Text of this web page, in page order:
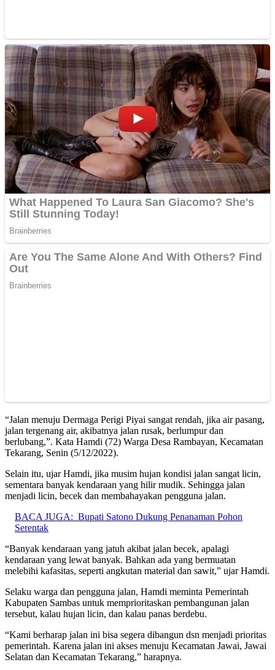
“Jalan menuju Dermaga Perigi Piyai sangat rendah, jika air pasang,
jalan tergenang air, akibatnya jalan rusak, berlumpur dan
berlubang,”. Kata Hamdi (72) Warga Desa Rambayan, Kecamatan
Tekarang, Senin (5/12/2022).
Selain itu, ujar Hamdi, jika musim hujan kondisi jalan sangat licin,
sementara banyak kendaraan yang hilir mudik. Sehingga jalan
menjadi licin, becek dan membahayakan pengguna jalan.
BACA JUGA: Bupati Satono Dukung Penanaman Pohon
Serentak
“Banyak kendaraan yang jatuh akibat jalan becek, apalagi
kendaraan yang lewat banyak. Bahkan ada yang bermuatan
melebihi kafasitas, seperti angkutan material dan sawit,” ujar Hamdi.
Selaku warga dan pengguna jalan, Hamdi meminta Pemerintah
Kabupaten Sambas untuk memprioritaskan pembangunan jalan
tersebut, kalau hujan licin, dan kalau panas berdebu.
“Kami berharap jalan ini bisa segera dibangun dsn menjadi prioritas
pemerintah. Karena jalan ini akses menuju Kecamatan Jawai, Jawai
Selatan dan Kecamatan Tekarang,” harapnya.